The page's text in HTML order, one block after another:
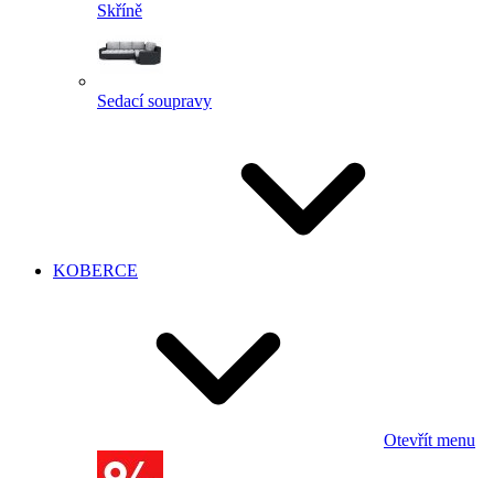
Skříně
Sedací soupravy
KOBERCE
Otevřít menu